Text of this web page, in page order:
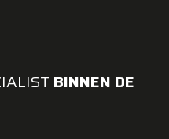
BINNEN DE